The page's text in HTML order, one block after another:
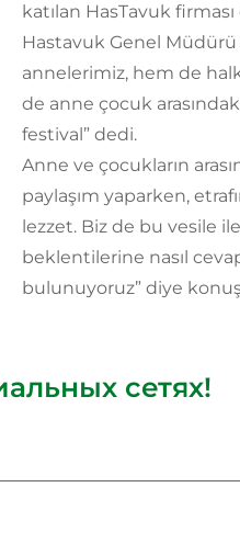
katılan HasTavuk
Hastavuk Genel
annelerimiz, hem de
de anne çocuk
festival” dedi.
Anne ve çocukların
paylaşım yaparken,
lezzet. Biz de bu vesile
beklentilerine nasıl
bulunuyoruz” diye
сетях!